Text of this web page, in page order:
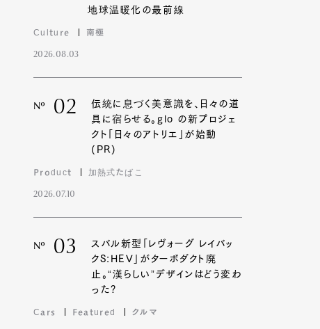
地球温暖化の最前線
Culture 南極
2026.08.03
Nº 02
伝統に息づく美意識を、日々の道
具に宿らせる。glo の新プロジェ
クト「日々のアトリエ」が始動
(PR)
Product 加熱式たばこ
2026.07.10
Nº 03
スバル新型「レヴォーグ レイバッ
クS:HEV」がターボダクト廃
止。“漢らしい”デザインはどう変わ
った?
Cars Featured クルマ